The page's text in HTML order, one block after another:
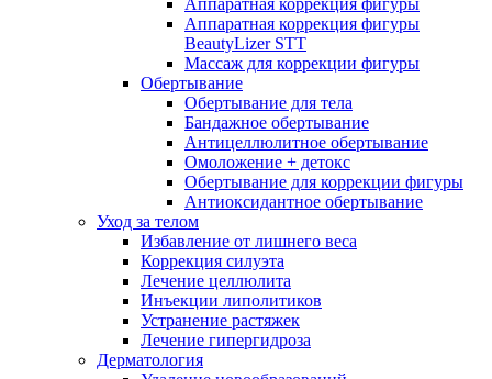
Аппаратная коррекция фигуры
Аппаратная коррекция фигуры
BeautyLizer STT
Массаж для коррекции фигуры
Обертывание
Обертывание для тела
Бандажное обертывание
Антицеллюлитное обертывание
Омоложение + детокс
Обертывание для коррекции фигуры
Антиоксидантное обертывание
Уход за телом
Избавление от лишнего веса
Коррекция силуэта
Лечение целлюлита
Инъекции липолитиков
Устранение растяжек
Лечение гипергидроза
Дерматология